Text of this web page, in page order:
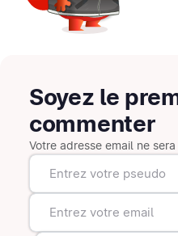
Soyez le
commenter
Votre adresse email ne